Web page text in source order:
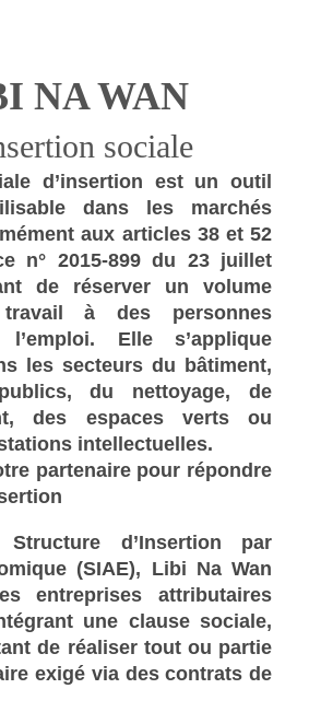
NA WAN
sociale
d’insertion est un outil
dans les marchés
aux articles 38 et 52
n° 2015-899 du 23 juillet
de réserver un volume
à des personnes
Elle s’applique
les secteurs du bâtiment,
du nettoyage, de
des espaces verts ou
intellectuelles.
partenaire pour répondre
d’Insertion par
(SIAE), Libi Na Wan
entreprises attributaires
une clause sociale,
de réaliser tout ou partie
exigé via des contrats de